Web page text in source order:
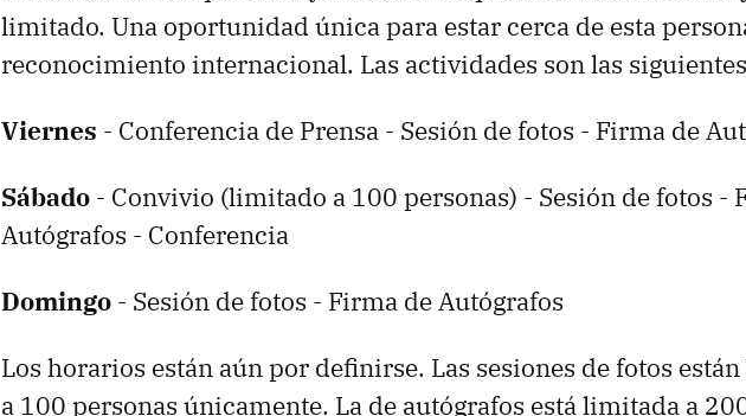
limitado. Una oportunidad única para estar cerca de esta
reconocimiento internacional. Las actividades son las
Viernes - Conferencia de Prensa - Sesión de fotos - Firma de
Sábado - Convivio (limitado a 100 personas) - Sesión de fotos -
Autógrafos - Conferencia
Domingo - Sesión de fotos - Firma de Autógrafos
Los horarios están aún por definirse. Las sesiones de fotos
a 100 personas únicamente. La de autógrafos está limitada a